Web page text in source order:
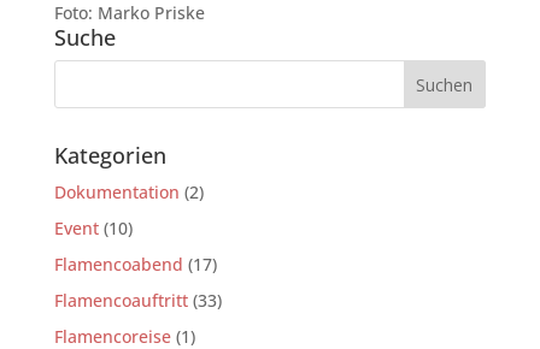
Foto: Marko Priske
Suche
Kategorien
Dokumentation (2)
Event(10)
Flamencoabend (17)
Flamencoauftritt(33)
Flamencoreise(1)